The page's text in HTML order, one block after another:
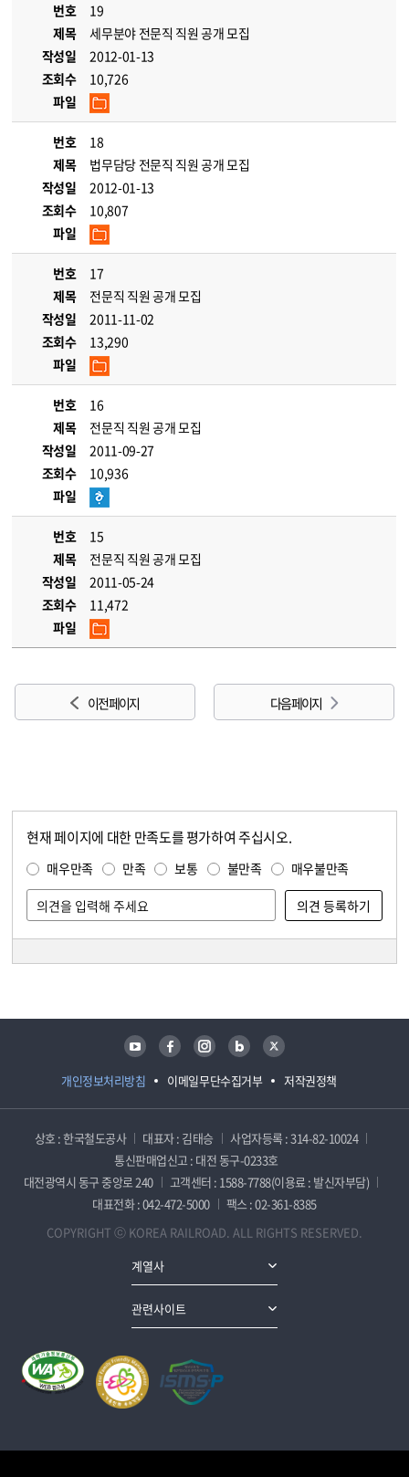
번호
19
제목
세무분야 전문직 직원 공개 모집
작성일
2012-01-13
조회수
10,726
파일
번호
18
제목
법무담당 전문직 직원 공개 모집
작성일
2012-01-13
조회수
10,807
파일
번호
17
제목
전문직 직원 공개 모집
작성일
2011-11-02
조회수
13,290
파일
번호
16
제목
전문직 직원 공개 모집
작성일
2011-09-27
조회수
10,936
파일
번호
15
제목
전문직 직원 공개 모집
작성일
2011-05-24
조회수
11,472
파일
이전 페이지 다음 페이지
현재 페이지에 대한 만족도를 평가하여 주십시오.
매우만족 만족 보통 불만족 매우불만족
개인정보처리방침 이메일무단수집거부 저작권정책
유튜브 페이스북 인스타그램 블로그 트위터
상호 : 한국철도공사 대표자 : 김태승
사업자등록 : 314-82-10024
통신판매업신고 : 대전 동구-0233호
대전광역시 동구 중앙로 240
고객센터 : 1588-7788(이용료 : 발신자부담)
대표전화 : 042-472-5000
팩스 : 02-361-8385
COPYRIGHT ⓒ KOREA RAILROAD. ALL RIGHTS RESERVED.
계열사
관련사이트